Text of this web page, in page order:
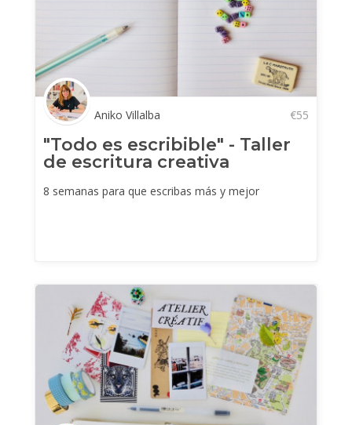
Aniko Villalba €55
"Todo es escribible" - Taller
de escritura creativa
8 semanas para que escribas más y mejor